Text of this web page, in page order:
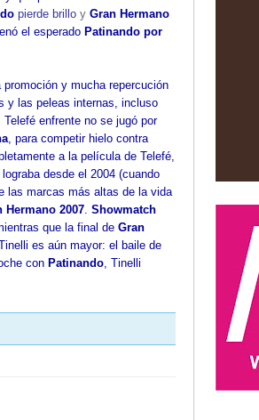
pierde brillo y Gran Hermano
el esperado Patinando por
y mucha repercución
y las peleas internas, incluso
enfrente no se jugó por
, para competir hielo contra
a la película de Telefé,
desde el 2004 (cuando
las marcas más altas de la vida
Hermano 2007. Showmatch
que la final de Gran
es aún mayor: el baile de
con Patinando, Tinelli